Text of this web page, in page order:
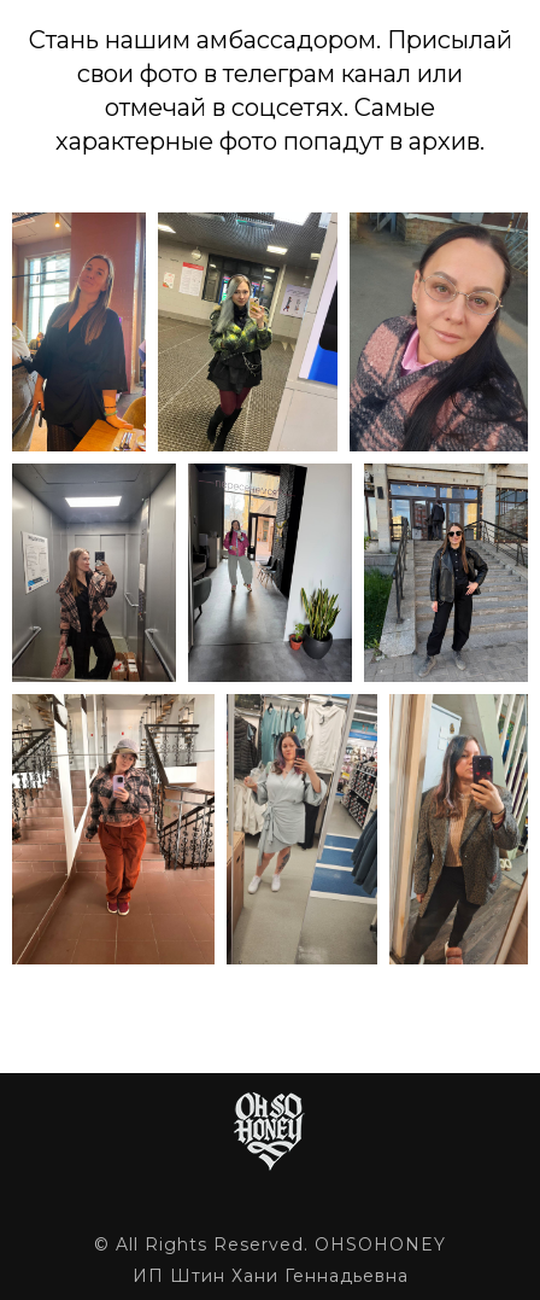
Стань нашим амбассадором. Присылай
свои фото в телеграм канал или
отмечай в соцсетях. Самые
характерные фото попадут в архив.
© All Rights Reserved. OHSOHONEY
ИП Штин Хани Геннадьевна